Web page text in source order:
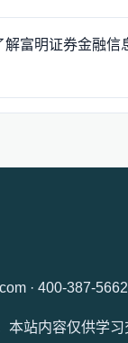
解富明证券金融信
· 400-387-5662
站内容仅供学